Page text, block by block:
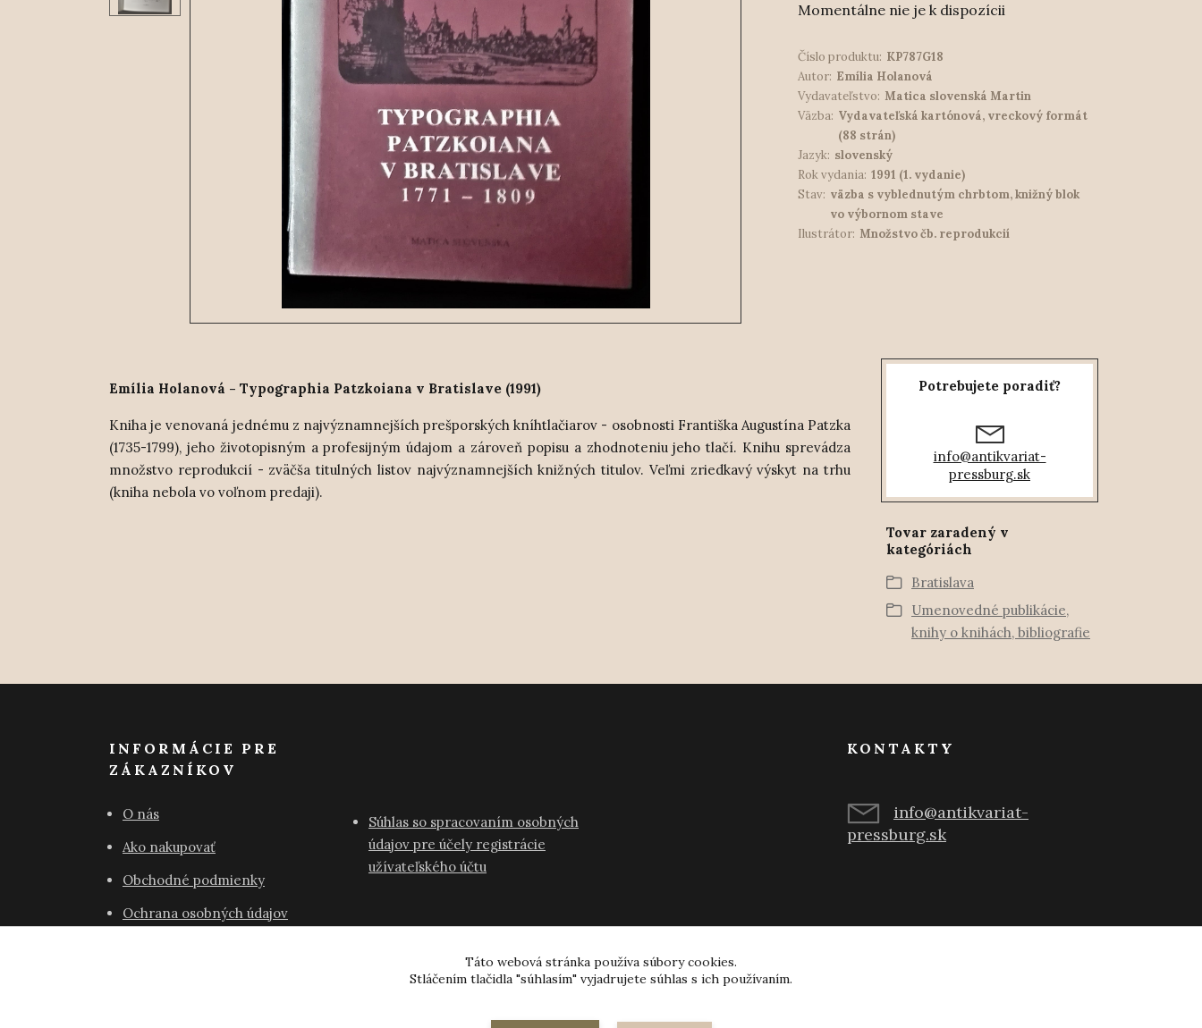
Momentálne nie je k dispozícii
Číslo produktu: KP787G18
Autor: Emília Holanová
Vydavateľstvo: Matica slovenská Martin
Väzba: Vydavateľská kartónová, vreckový formát
(88 strán)
Jazyk: slovenský
Rok vydania: 1991 (1. vydanie)
Stav: väzba s vyblednutým chrbtom, knižný blok
vo výbornom stave
Ilustrátor: Množstvo čb. reprodukcií
Emília Holanová - Typographia Patzkoiana v Bratislave (1991)
Kniha je venovaná jednému z najvýznamnejších prešporských kníhtlačiarov - osobnosti Františka Augustína Patzka
(1735-1799), jeho životopisným a profesijným údajom a zároveň popisu a zhodnoteniu jeho tlačí. Knihu sprevádza
množstvo reprodukcií - zväčša titulných listov najvýznamnejších knižných titulov. Veľmi zriedkavý výskyt na trhu
(kniha nebola vo voľnom predaji).
Potrebujete poradiť?
info@antikvariat-
pressburg.sk
Tovar zaradený v
kategóriách
Bratislava
Umenovedné publikácie,
knihy o knihách, bibliografie
INFORMÁCIE PRE
ZÁKAZNÍKOV
O nás
Ako nakupovať
Obchodné podmienky
Ochrana osobných údajov
Súhlas so spracovaním osobných
údajov pre účely registrácie
užívateľského účtu
KONTAKTY
info@antikvariat-
pressburg.sk
Táto webová stránka používa súbory cookies.
Stláčením tlačidla "súhlasím" vyjadrujete súhlas s ich používaním.